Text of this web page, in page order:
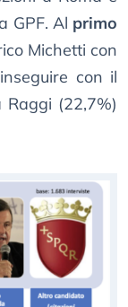
GPF. Al primo
Michetti con
con il
(22,7%)